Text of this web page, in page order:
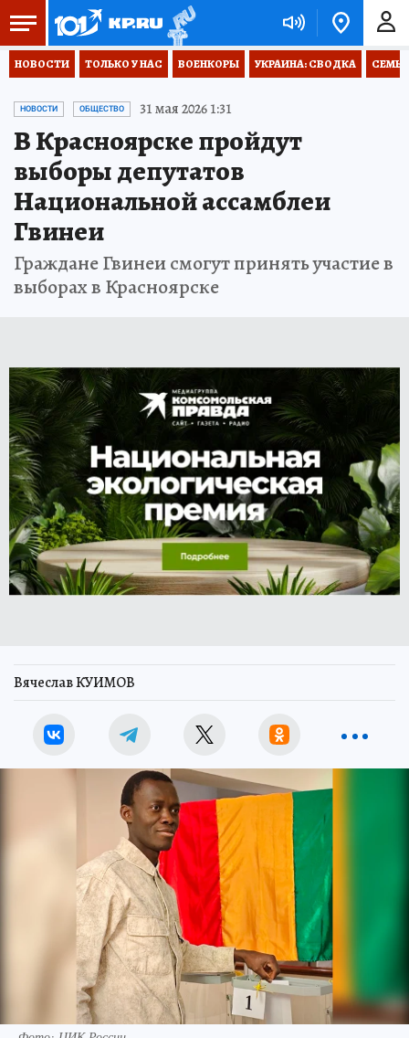
НОВОСТИ ТОЛЬКО У НАС ВОЕНКОРЫ УКРАИНА: СВОДКА
НОВОСТИ ОБЩЕСТВО 31 мая 2026 1:31
В Красноярске пройдут
выборы депутатов
Национальной ассамблеи
Гвинеи
Граждане Гвинеи смогут принять участие в
выборах в Красноярске
Вячеслав КУИМОВ